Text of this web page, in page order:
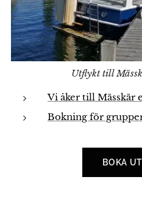
Utflykt till
Vi åker till Mässkär
Bokning för
BOKA